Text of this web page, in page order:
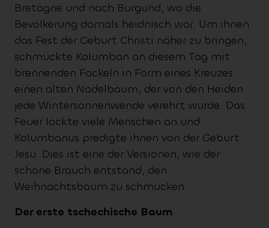
Bretagne und nach Burgund, wo die
Bevölkerung damals heidnisch war. Um ihnen
das Fest der Geburt Christi näher zu bringen,
schmückte Kolumban an diesem Tag mit
brennenden Fackeln in Form eines Kreuzes
einen alten Nadelbaum, der von den Heiden
jede Wintersonnenwende verehrt wurde. Das
Feuer lockte viele Menschen an und
Kolumbanus predigte ihnen von der Geburt
Jesu. Dies ist eine der Versionen, wie der
schöne Brauch entstand, den
Weihnachtsbaum zu schmücken.
Der erste tschechische Baum